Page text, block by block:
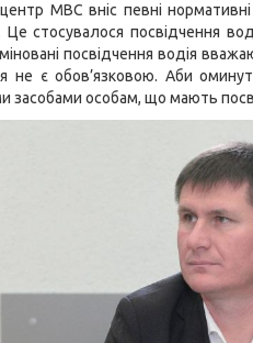
МВС вніс певні
стосувалося посвідчення
посвідчення водія
не є обов’язковою. Аби
особам, що мають